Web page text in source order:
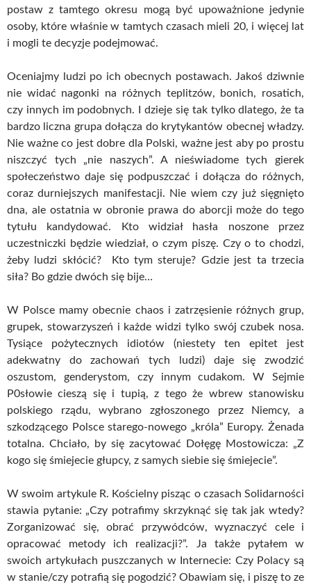
postaw z tamtego okresu mogą być upoważnione jedynie
osoby, które właśnie w tamtych czasach mieli 20, i więcej lat
i mogli te decyzje podejmować.
Oceniajmy ludzi po ich obecnych postawach. Jakoś dziwnie
nie widać nagonki na różnych teplitzów, bonich, rosatich,
czy innych im podobnych. I dzieje się tak tylko dlatego, że ta
bardzo liczna grupa dołącza do krytykantów obecnej władzy.
Nie ważne co jest dobre dla Polski, ważne jest aby po prostu
niszczyć tych „nie naszych”. A nieświadome tych gierek
społeczeństwo daje się podpuszczać i dołącza do różnych,
coraz durniejszych manifestacji. Nie wiem czy już sięgnięto
dna, ale ostatnia w obronie prawa do aborcji może do tego
tytułu kandydować. Kto widział hasła noszone przez
uczestniczki będzie wiedział, o czym piszę. Czy o to chodzi,
żeby ludzi skłócić? Kto tym steruje? Gdzie jest ta trzecia
siła? Bo gdzie dwóch się bije…
W Polsce mamy obecnie chaos i zatrzęsienie różnych grup,
grupek, stowarzyszeń i każde widzi tylko swój czubek nosa.
Tysiące pożytecznych idiotów (niestety ten epitet jest
adekwatny do zachowań tych ludzi) daje się zwodzić
oszustom, genderystom, czy innym cudakom. W Sejmie
P0słowie cieszą się i tupią, z tego że wbrew stanowisku
polskiego rządu, wybrano zgłoszonego przez Niemcy, a
szkodzącego Polsce starego-nowego „króla” Europy. Żenada
totalna. Chciało, by się zacytować Dołęgę Mostowicza: „Z
kogo się śmiejecie głupcy, z samych siebie się śmiejecie”.
W swoim artykule R. Kościelny pisząc o czasach Solidarności
stawia pytanie: „Czy potrafimy skrzyknąć się tak jak wtedy?
Zorganizować się, obrać przywódców, wyznaczyć cele i
opracować metody ich realizacji?”. Ja także pytałem w
swoich artykułach puszczanych w Internecie: Czy Polacy są
w stanie/czy potrafią się pogodzić? Obawiam się, i piszę to ze